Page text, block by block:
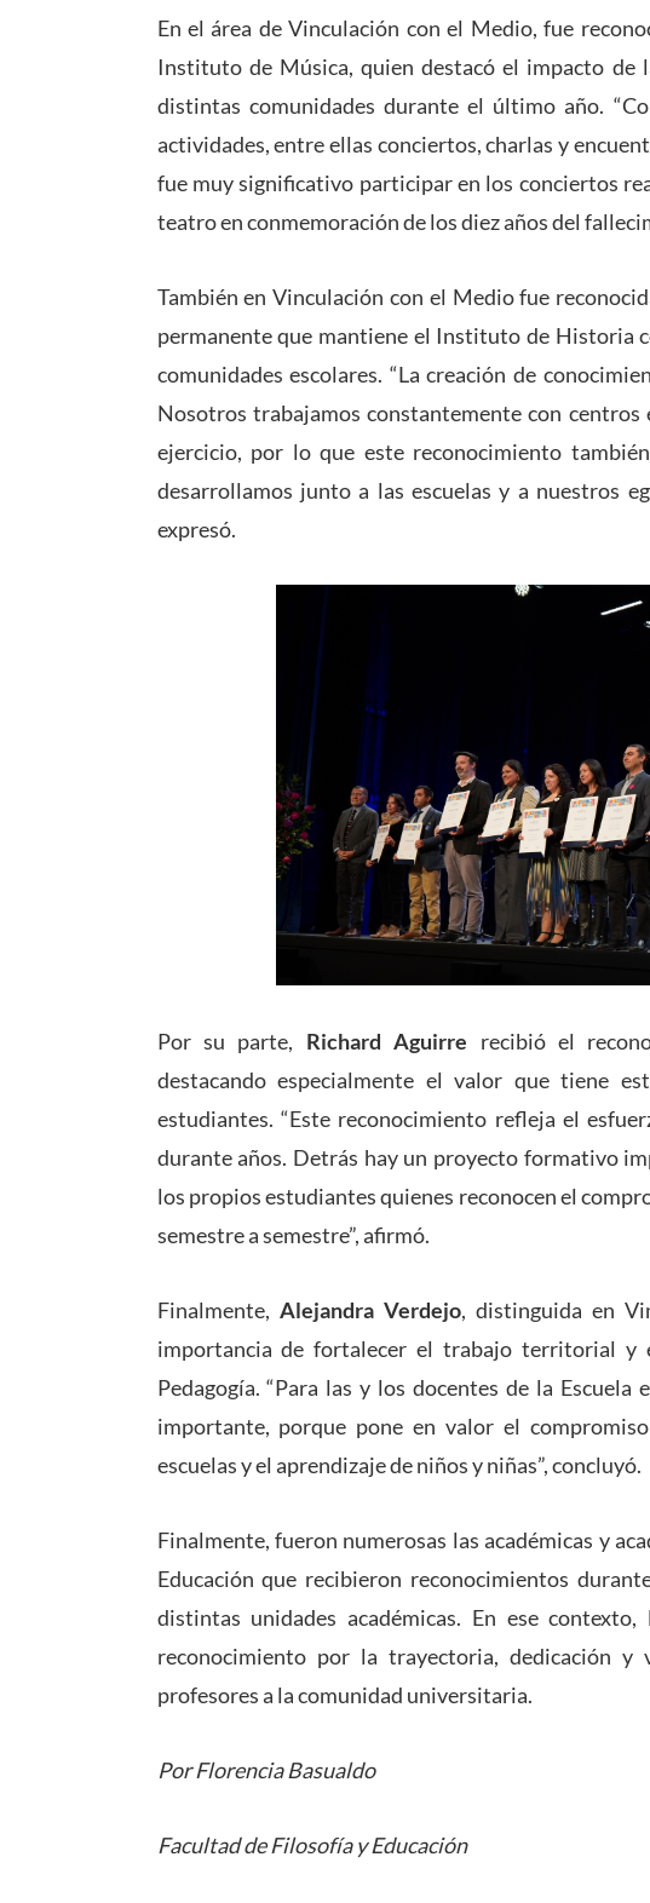
En el área de Vinculación con el Medio, fue
Instituto de Música, quien destacó el impacto de
distintas comunidades durante el último año.
actividades, entre ellas conciertos, charlas y
fue muy significativo participar en los conciertos
teatro en conmemoración de los diez años del
También en Vinculación con el Medio fue
permanente que mantiene el Instituto de Historia
comunidades escolares. “La creación de
Nosotros trabajamos constantemente con centros
ejercicio, por lo que este reconocimiento
desarrollamos junto a las escuelas y a nuestros
expresó.
Por su parte, Richard Aguirre recibió el
destacando especialmente el valor que tiene
estudiantes. “Este reconocimiento refleja el
durante años. Detrás hay un proyecto formativo
los propios estudiantes quienes reconocen el
semestre a semestre”, afirmó.
Finalmente, Alejandra Verdejo, distinguida en
importancia de fortalecer el trabajo territorial y
Pedagogía. “Para las y los docentes de la
importante, porque pone en valor el
escuelas y el aprendizaje de niños y niñas”, concluyó.
Finalmente, fueron numerosas las académicas y
Educación que recibieron reconocimientos
distintas unidades académicas. En ese
reconocimiento por la trayectoria, dedicación y
profesores a la comunidad universitaria.
Por Florencia Basualdo
Facultad de Filosofía y Educación